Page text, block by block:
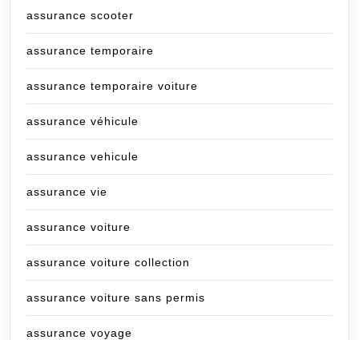
assurance scooter
assurance temporaire
assurance temporaire voiture
assurance véhicule
assurance vehicule
assurance vie
assurance voiture
assurance voiture collection
assurance voiture sans permis
assurance voyage